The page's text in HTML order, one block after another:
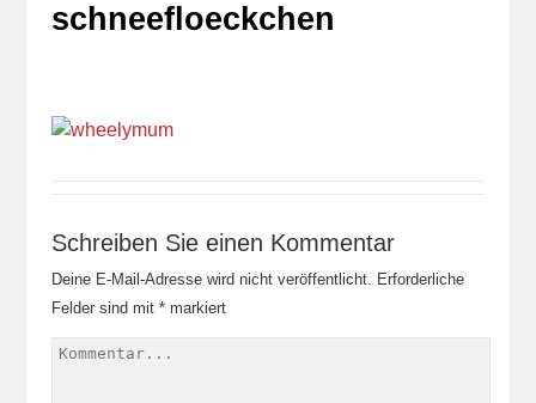
schneefloeckchen
Schreiben Sie einen Kommentar
Deine E-Mail-Adresse wird nicht veröffentlicht. Erforderliche
Felder sind mit *markiert